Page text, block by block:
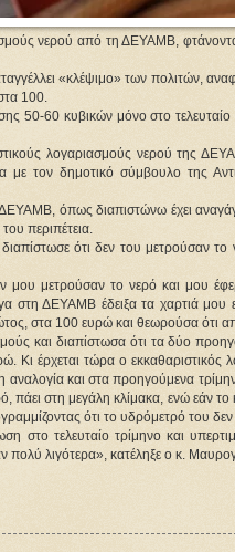
νερού από τη ΔΕΥΑΜΒ,
«κλέψιμο» των πολιτών,
100.
50-60 κυβικών μόνο στο
λογαριασμούς νερού της
με τον δημοτικό σύμβουλο της
όπως διαπιστώνω έχει
περιπέτεια.
ότι δεν του μετρούσαν
μου μετρούσαν το νερό και μου
στη ΔΕΥΑΜΒ έδειξα τα χαρτιά
στα 100 ευρώ και θεωρούσα ότι
και διαπίστωσα ότι τα δύο
έρχεται τώρα ο εκκαθαριστικός
η αναλογία και στα προηγούμενα
πάει στη μεγάλη κλίμακα, ενώ εάν
ότι το υδρόμετρό του
στο τελευταίο τρίμηνο και
πολύ λιγότερα», κατέληξε ο κ.